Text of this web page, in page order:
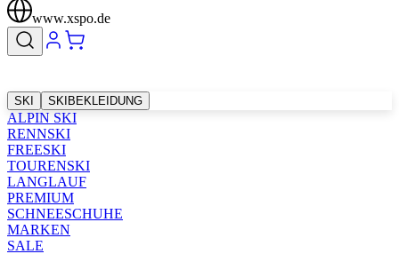
www.xspo.de
SKI SKIBEKLEIDUNG
ALPIN SKI
RENNSKI
FREESKI
TOURENSKI
LANGLAUF
PREMIUM
SCHNEESCHUHE
MARKEN
SALE